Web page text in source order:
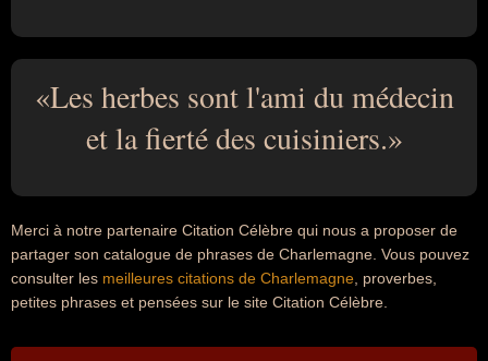
Les herbes sont l'ami du médecin
et la fierté des cuisiniers.
Merci à notre partenaire Citation Célèbre qui nous a proposer de
partager son catalogue de phrases de Charlemagne. Vous pouvez
consulter les meilleures citations de Charlemagne , proverbes,
petites phrases et pensées sur le site Citation Célèbre.